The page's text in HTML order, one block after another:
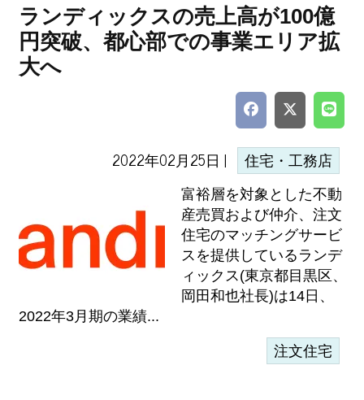
ランディックスの売上高が100億
円突破、都心部での事業エリア拡
大へ
2022年02月25日 | 住宅・工務店
富裕層を対象とした不動
産売買および仲介、注文
住宅のマッチングサービ
スを提供しているランデ
ィックス(東京都目黒区、
岡田和也社長)は14日、
2022年3月期の業績...
注文住宅